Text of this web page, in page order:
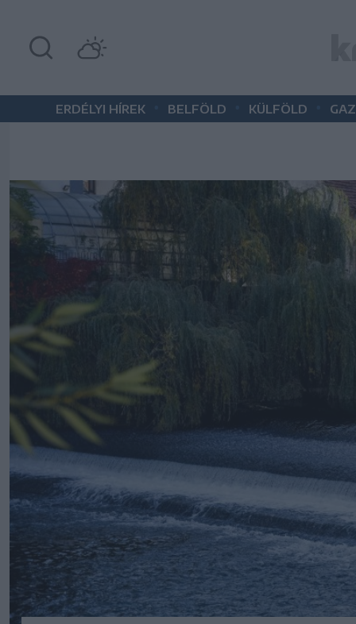
ERDÉLYI HÍREK BELFÖLD KÜLFÖLD